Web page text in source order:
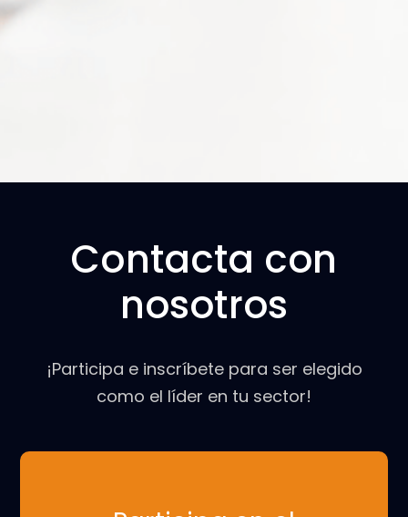
Contacta con
nosotros
¡Participa e inscríbete para ser elegido
como el líder en tu sector!